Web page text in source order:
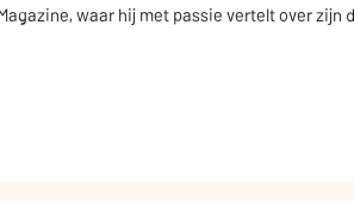
waar hij met passie vertelt over zijn